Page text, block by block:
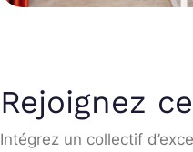
Rejoignez
Intégrez un collectif